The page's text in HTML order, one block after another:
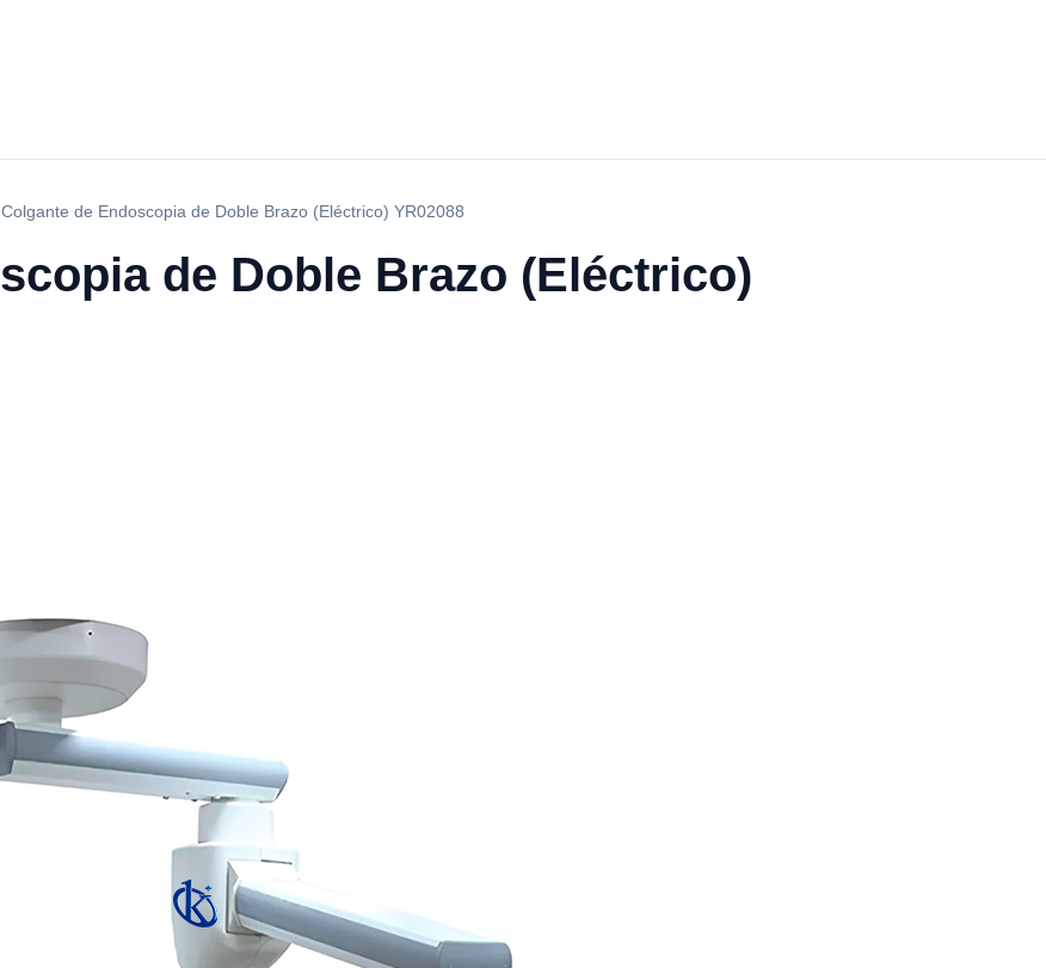
Colgante de Endoscopia de Doble Brazo (Eléctrico) YR02088
de Doble Brazo (Eléctrico)